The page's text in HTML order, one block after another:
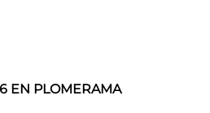
EN PLOMERAMA